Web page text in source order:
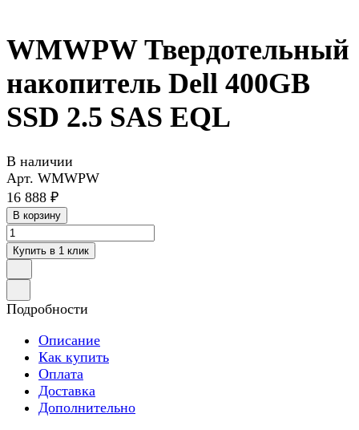
WMWPW Твердотельный
накопитель Dell 400GB
SSD 2.5 SAS EQL
В наличии
Арт. WMWPW
16 888 ₽
В корзину
Купить в 1 клик
Подробности
Описание
Как купить
Оплата
Доставка
Дополнительно